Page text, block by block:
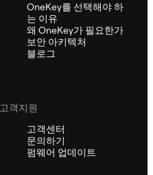
OneKey를 선택해야 하
는 이유
왜 OneKey가 필요한가
보안 아키텍처
블로그
고객지원
고객센터
문의하기
펌웨어 업데이트